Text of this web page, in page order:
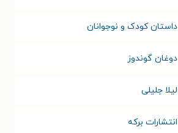
داستان کودک و نوجوانان
دوغان گوندوز
لیلا جلیلی
انتشارات برکه